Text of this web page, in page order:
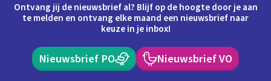
Ontvang jij de nieuwsbrief al? Blijf op de hoogte door je aan
te melden en ontvang elke maand een nieuwsbrief naar
keuze in je inbox!
Nieuwsbrief PO Nieuwsbrief VO